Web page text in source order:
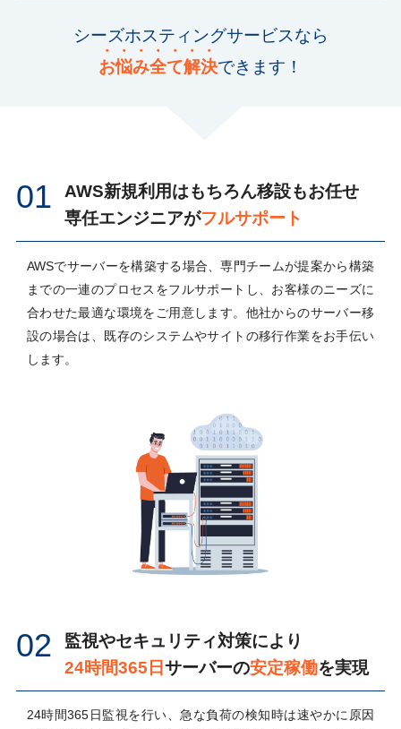
シーズホスティングサービスなら
お悩み全て解決できます！
01
AWS新規利用はもちろん移設もお任せ
専任エンジニアがフルサポート
AWSでサーバーを構築する場合、専門チームが提案から構築
までの一連のプロセスをフルサポートし、お客様のニーズに
合わせた最適な環境をご用意します。他社からのサーバー移
設の場合は、既存のシステムやサイトの移行作業をお手伝い
します。
02
監視やセキュリティ対策により
24時間365日サーバーの安定稼働を実現
24時間365日監視を行い、急な負荷の検知時は速やかに原因